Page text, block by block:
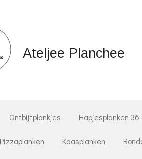
Ateljee Planchee
Ontbijtplankjes Hapjesplanken 36
Pizzaplanken Kaasplanken